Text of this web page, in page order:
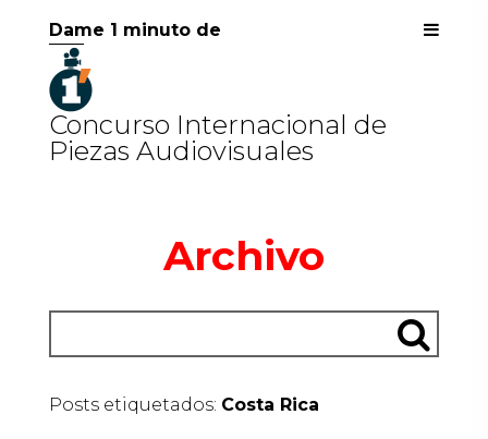
Dame 1 minuto de
Concurso Internacional de
Piezas Audiovisuales
Archivo
Posts etiquetados: Costa Rica